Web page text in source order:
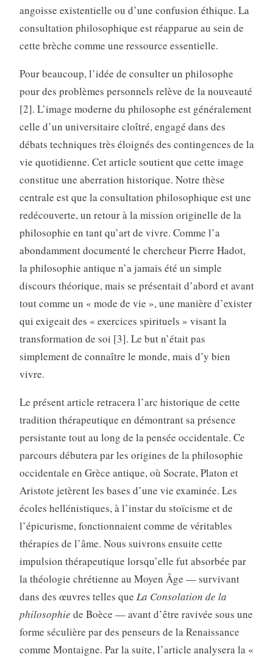
angoisse existentielle ou d’une confusion éthique. La
consultation philosophique est réapparue au sein de
cette brèche comme une ressource essentielle.
Pour beaucoup, l’idée de consulter un philosophe
pour des problèmes personnels relève de la nouveauté
[2]. L’image moderne du philosophe est généralement
celle d’un universitaire cloîtré, engagé dans des
débats techniques très éloignés des contingences de la
vie quotidienne. Cet article soutient que cette image
constitue une aberration historique. Notre thèse
centrale est que la consultation philosophique est une
redécouverte, un retour à la mission originelle de la
philosophie en tant qu’art de vivre. Comme l’a
abondamment documenté le chercheur Pierre Hadot,
la philosophie antique n’a jamais été un simple
discours théorique, mais se présentait d’abord et avant
tout comme un « mode de vie », une manière d’exister
qui exigeait des « exercices spirituels » visant la
transformation de soi [3]. Le but n’était pas
simplement de connaître le monde, mais d’y bien
vivre.
Le présent article retracera l’arc historique de cette
tradition thérapeutique en démontrant sa présence
persistante tout au long de la pensée occidentale. Ce
parcours débutera par les origines de la philosophie
occidentale en Grèce antique, où Socrate, Platon et
Aristote jetèrent les bases d’une vie examinée. Les
écoles hellénistiques, à l’instar du stoïcisme et de
l’épicurisme, fonctionnaient comme de véritables
thérapies de l’âme. Nous suivrons ensuite cette
impulsion thérapeutique lorsqu’elle fut absorbée par
la théologie chrétienne au Moyen Âge — survivant
dans des œuvres telles que La Consolation de la
philosophie de Boèce — avant d’être ravivée sous une
forme séculière par des penseurs de la Renaissance
comme Montaigne. Par la suite, l’article analysera la «